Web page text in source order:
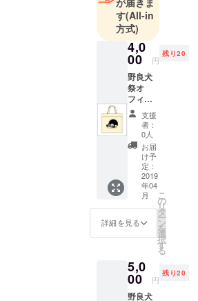
や団体が乱
立する中で
同じことを
やっても
しょうがな
い。」
「ジャッ
キー・チェ
ンに憧れて
ケンポー、
少林寺拳法
に辿り着い
た自分が、
原点に戻る
意味で立ち
技の祭典を
い。」そん
な小林の言
す(All-in
方式)
4,0
00 円
残り20
野良犬
祭オ
フィ
シャル
トート
バック
を持っ
て、エ
キシビ
ジョン
マッチ
を応援
しよ
う！
ベー
ジュ、
種類よ
りお選
びくだ
さい。
支援
者：
0人
お届
け予
定：
2019
年04
月
詳細を見る
こ
の
リ
タ
ー
ン
を
選
択
す
る
5,0
00 円
残り20
野良犬